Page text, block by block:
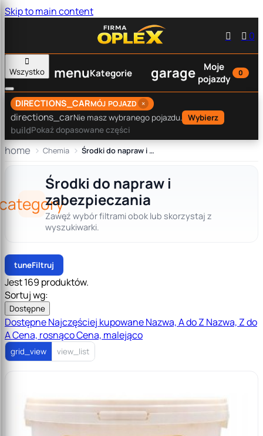
Skip to main content

 0

Wszystko
menuKategorie garage
Moje
pojazdy
0
DIRECTIONS_CARMÓJ POJAZD ×
directions_carNie masz wybranego pojazdu. Wybierz
buildPokaż dopasowane części
home Chemia Środki do napraw i zabezpieczania
Środki do napraw i
zabezpieczania
Zawęź wybór filtrami obok lub skorzystaj z
wyszukiwarki.
tuneFiltruj
Jest 169 produktów.
Sortuj wg:
Dostępne
DostępneNajczęściej kupowaneNazwa, A do Z Nazwa, Z do
ACena, rosnącoCena, malejąco
grid_view view_list